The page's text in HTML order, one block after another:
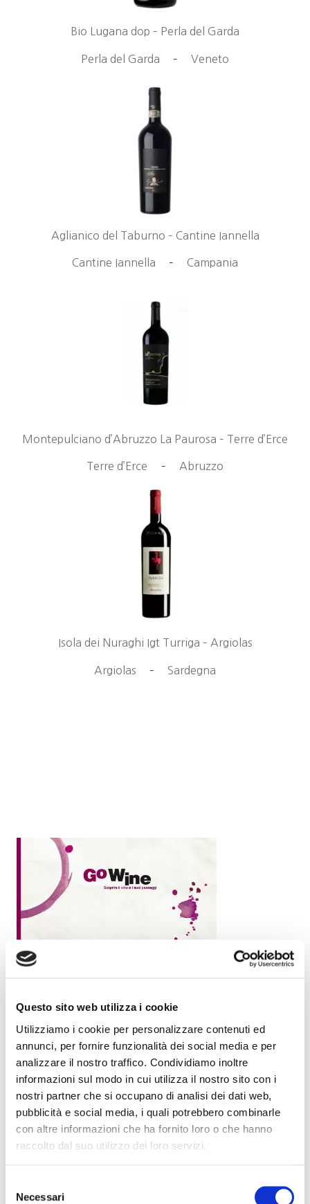
Questo sito web utilizza i cookie
Utilizziamo i cookie per personalizzare contenuti ed
annunci, per fornire funzionalità dei social media e per
analizzare il nostro traffico. Condividiamo inoltre
informazioni sul modo in cui utilizza il nostro sito con i
nostri partner che si occupano di analisi dei dati web,
pubblicità e social media, i quali potrebbero combinarle
con altre informazioni che ha fornito loro o che hanno
raccolto dal suo utilizzo dei loro servizi.
delNecessari
Bio Lugana dop – Perla del Garda
Perla del Garda – Veneto
Aglianico del Taburno – Cantine Iannella
Cantine Iannella – Campania
Montepulciano d’Abruzzo La Paurosa – Terre d’Erce
Terre d’Erce – Abruzzo
Isola dei Nuraghi Igt Turriga – Argiolas
Argiolas – Sardegna